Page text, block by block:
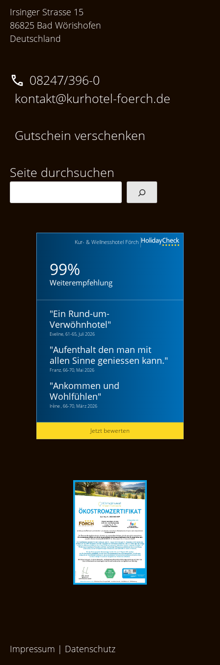
Irsinger Strasse 15
86825 Bad Wörishofen
Deutschland
08247/396-0
kontakt@kurhotel-foerch.de
Gutschein verschenken
Seite durchsuchen
Kur- & Wellnesshotel Förch
99%
Weiterempfehlung
"Ein Rund-um-
Verwöhnhotel"
Eveline, 61-65, Juli 2026
"Aufenthalt den man mit
allen Sinne geniessen kann."
Franz, 66-70, Mai 2026
"Ankommen und
Wohlfühlen"
Irène , 66-70, März 2026
Jetzt bewerten
Impressum | Datenschutz